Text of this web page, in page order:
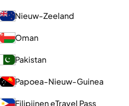
Nieuw-Zeeland
Oman
Pakistan
Papoea-Nieuw-Guinea
Filipijnen eTravel Pass